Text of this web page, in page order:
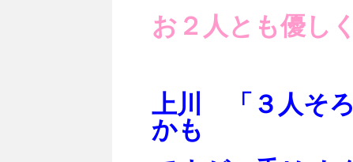
お２人とも優し
上川 「３人そ
かも